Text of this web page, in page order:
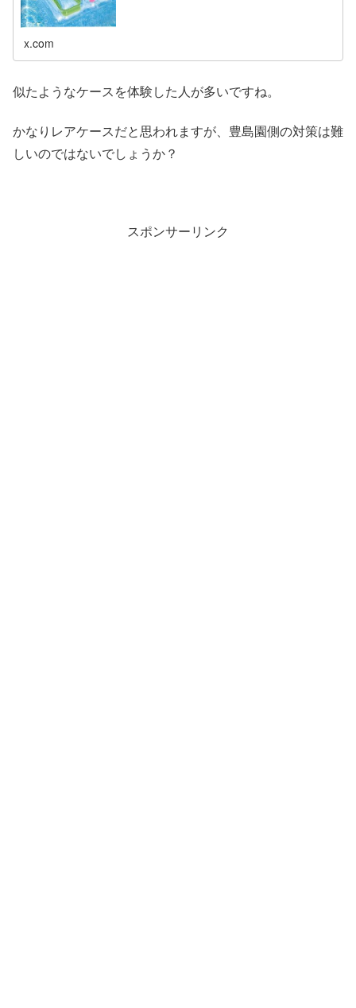
x.com
似たようなケースを体験した人が多いですね。
かなりレアケースだと思われますが、豊島園側の対策は難
しいのではないでしょうか？
スポンサーリンク